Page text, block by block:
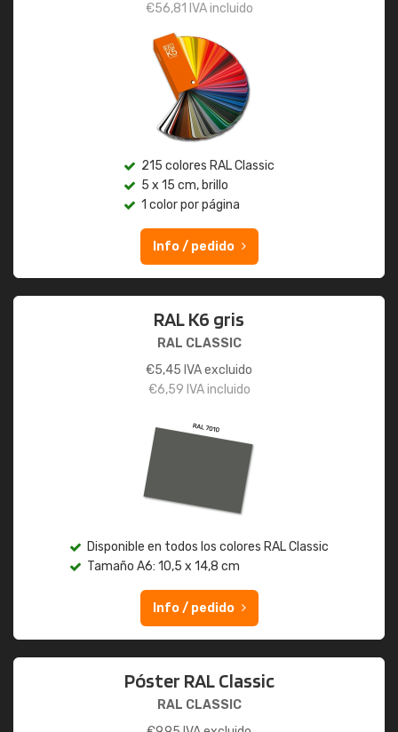
€56,81 IVA incluido
215 colores RAL Classic
5 x 15 cm, brillo
1 color por página
Info / pedido
RAL K6 gris
RAL CLASSIC
€5,45 IVA excluido
€6,59 IVA incluido
Disponible en todos los colores RAL Classic
Tamaño A6: 10,5 x 14,8 cm
Info / pedido
Póster RAL Classic
RAL CLASSIC